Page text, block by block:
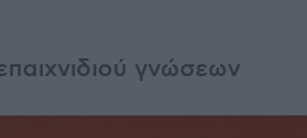
γνώσεων